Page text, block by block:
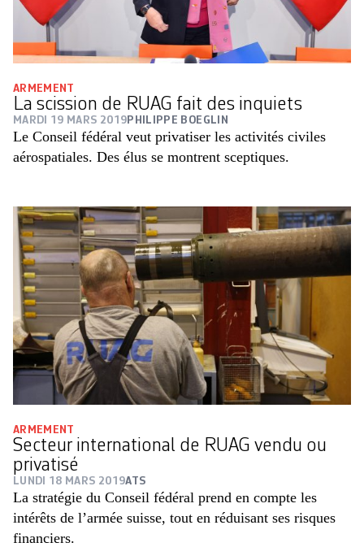
ARMEMENT
La scission de RUAG fait des inquiets
MARDI 19 MARS 2019 PHILIPPE BOEGLIN
Le Conseil fédéral veut privatiser les activités civiles
aérospatiales. Des élus se montrent sceptiques.
ARMEMENT
Secteur international de RUAG vendu ou
privatisé
LUNDI 18 MARS 2019ATS
La stratégie du Conseil fédéral prend en compte les
intérêts de l’armée suisse, tout en réduisant ses risques
financiers.